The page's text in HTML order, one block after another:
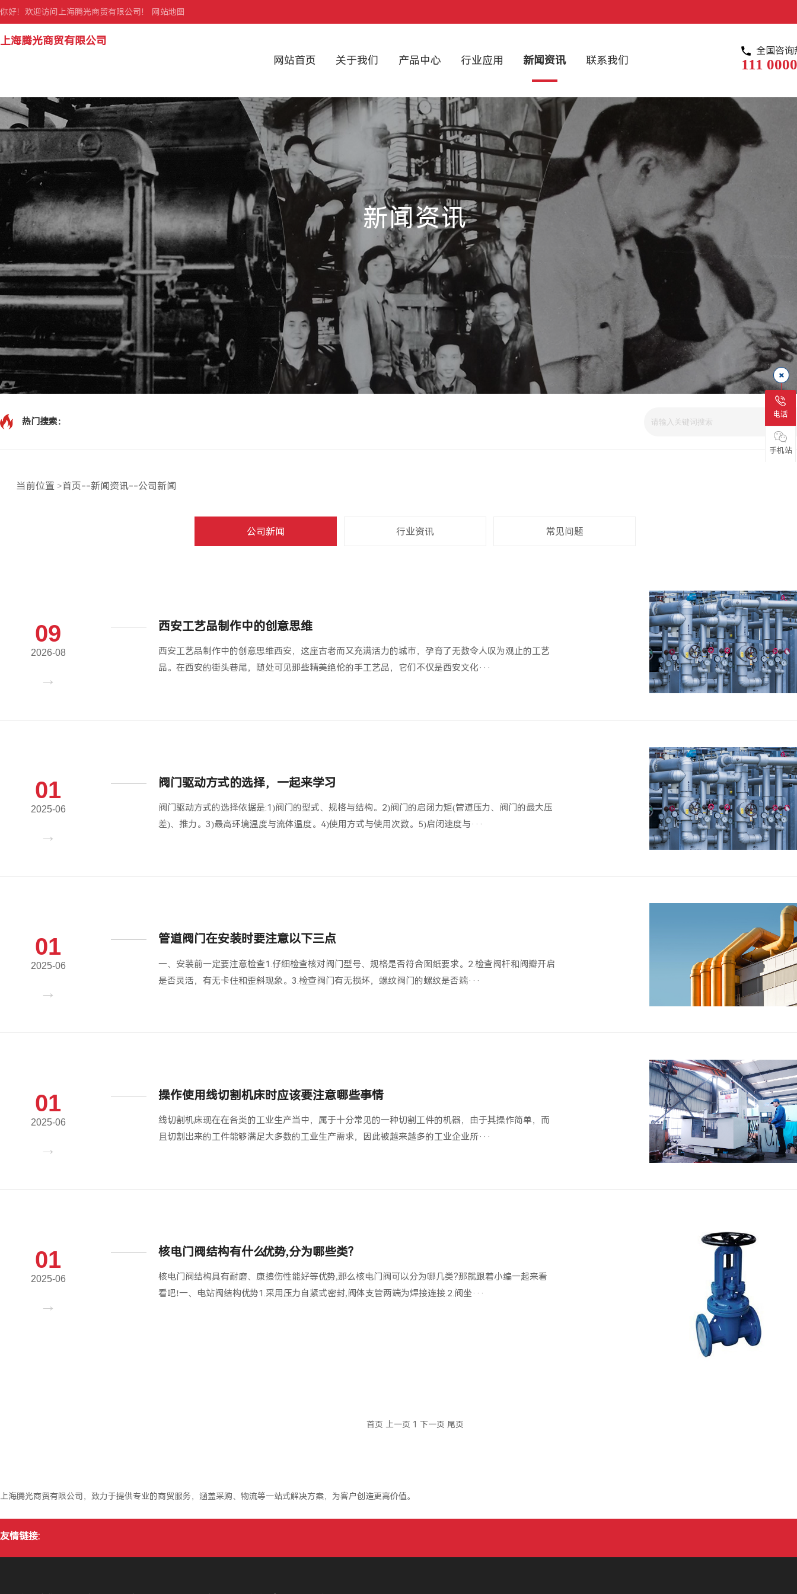
你好！欢迎访问上海腾光商贸有限公司！ 网站地图
上海腾光商贸有限公司
网站首页
关于我们 产品中心 行业应用 新闻资讯 联系我们
全国咨询
111
新闻资讯
热门搜索：
当前位置 >首页--新闻资讯--公司新闻
公司新闻 行业资讯 常见问题
09
2026-08
西安工艺品制作中的创意思维
西安工艺品制作中的创意思维西安，这座古老而又充满活力的城市，孕育了无数令人叹为观止的工艺
品。在西安的街头巷尾，随处可见那些精美绝伦的手工艺品，它们不仅是西安文化···
01
2025-06
阀门驱动方式的选择，一起来学习
阀门驱动方式的选择依据是:1)阀门的型式、规格与结构。2)阀门的启闭力矩(管道压力、阀门的最大压
差)、推力。3)最高环境温度与流体温度。4)使用方式与使用次数。5)启闭速度与···
01
2025-06
管道阀门在安装时要注意以下三点
一、安装前一定要注意检查1.仔细检查核对阀门型号、规格是否符合图纸要求。2.检查阀杆和阀瓣开启
是否灵活，有无卡住和歪斜现象。3.检查阀门有无损坏，螺纹阀门的螺纹是否端···
01
2025-06
操作使用线切割机床时应该要注意哪些事情
线切割机床现在在各类的工业生产当中，属于十分常见的一种切割工件的机器，由于其操作简单，而
且切割出来的工件能够满足大多数的工业生产需求，因此被越来越多的工业企业所···
01
2025-06
核电门阀结构有什么优势,分为哪些类?
核电门阀结构具有耐磨、康擦伤性能好等优势,那么核电门阀可以分为哪几类?那就跟着小编一起来看
看吧!一、电站阀结构优势1.采用压力自紧式密封,阀体支管两端为焊接连接.2.阀坐···
首页 上一页 1 下一页 尾页
上海腾光商贸有限公司，致力于提供专业的商贸服务，涵盖采购、物流等一站式解决方案，为客户创造更高价值。
友情链接:
电话
手机站